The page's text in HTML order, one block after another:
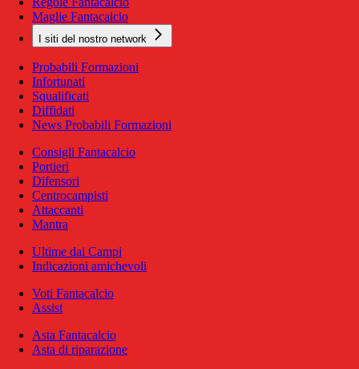
Maglie Fantacalcio
I siti del nostro network
Probabili Formazioni
Infortunati
Squalificati
Diffidati
News Probabili Formazioni
Consigli Fantacalcio
Portieri
Difensori
Centrocampisti
Attaccanti
Mantra
Ultime dai Campi
Indicazioni amichevoli
Voti Fantacalcio
Assist
Asta Fantacalcio
Asta di riparazione